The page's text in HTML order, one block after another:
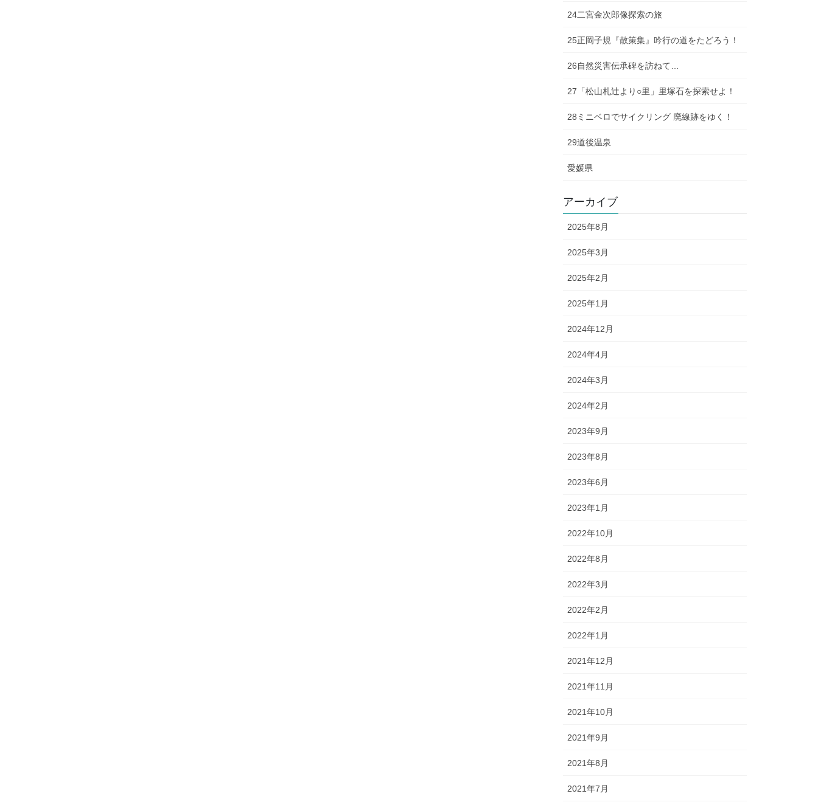
24二宮金次郎像探索の旅
25正岡子規『散策集』吟行の道をたどろう！
26自然災害伝承碑を訪ねて…
27「松山札辻より○里」里塚石を探索せよ！
28ミニベロでサイクリング 廃線跡をゆく！
29道後温泉
愛媛県
アーカイブ
2025年8月
2025年3月
2025年2月
2025年1月
2024年12月
2024年4月
2024年3月
2024年2月
2023年9月
2023年8月
2023年6月
2023年1月
2022年10月
2022年8月
2022年3月
2022年2月
2022年1月
2021年12月
2021年11月
2021年10月
2021年9月
2021年8月
2021年7月